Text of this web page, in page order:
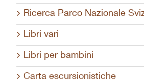
Ricerca Parco Nazionale
Libri vari
Libri per bambini
Carta escursionistiche